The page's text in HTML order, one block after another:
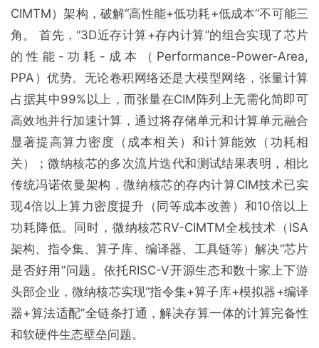
CIMTM）架构，破解“高性能+低功耗+低成本”不可能三
角。 首先，“3D近存计算+存内计算”的组合实现了芯片
的性能-功耗-成本（Performance-Power-Area,
PPA）优势。无论卷积网络还是大模型网络，张量计算
占据其中99%以上，而张量在CIM阵列上无需化简即可
高效地并行加速计算，通过将存储单元和计算单元融合
显著提高算力密度（成本相关）和计算能效（功耗相
关）；微纳核芯的多次流片迭代和测试结果表明，相比
传统冯诺依曼架构，微纳核芯的存内计算CIM技术已实
现4倍以上算力密度提升（同等成本改善）和10倍以上
功耗降低。同时，微纳核芯RV-CIMTM全栈技术（ISA
架构、指令集、算子库、编译器、工具链等）解决“芯片
是否好用”问题。依托RISC-V开源生态和数十家上下游
头部企业，微纳核芯实现“指令集+算子库+模拟器+编译
器+算法适配”全链条打通，解决存算一体的计算完备性
和软硬件生态壁垒问题。